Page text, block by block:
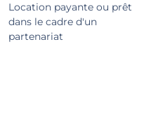
Location payante ou prêt
dans le cadre d'un
partenariat